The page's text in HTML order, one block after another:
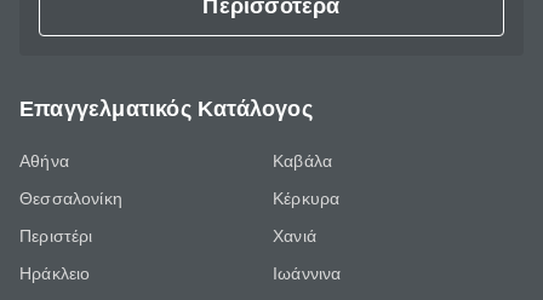
Περισσότερα
Επαγγελματικός Κατάλογος
Αθήνα
Θεσσαλονίκη
Περιστέρι
Ηράκλειο
Καβάλα
Κέρκυρα
Χανιά
Ιωάννινα